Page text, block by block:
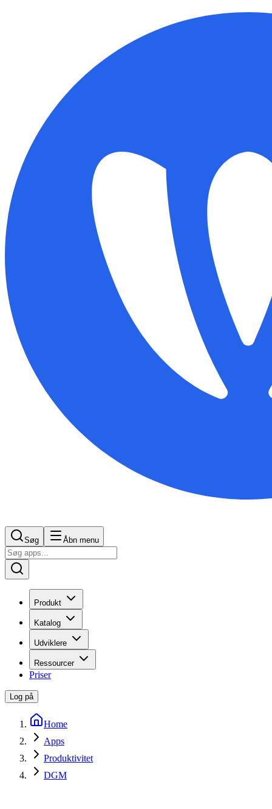
Søg Åbn menu
Produkt
Katalog
Udviklere
Ressourcer
Priser
Log på
Home
Apps
Produktivitet
DGM